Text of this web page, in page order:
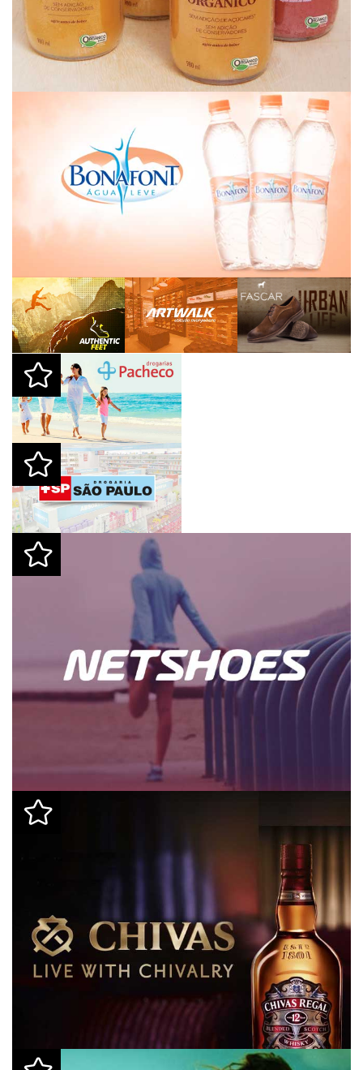
Bonafont
Authentic
Feet Artwalk Fascar
Drogarias Pacheco
Drogaria São Paulo
Netshoes
Chivas